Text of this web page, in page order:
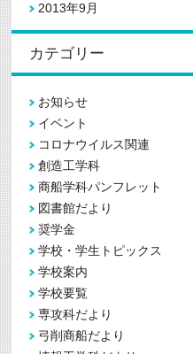
2013年9月
カテゴリー
お知らせ
イベント
コロナウイルス関連
創造工学科
商船学科パンフレット
図書館だより
奨学金
学校・学生トピックス
学校案内
学校要覧
専攻科だより
弓削商船だより